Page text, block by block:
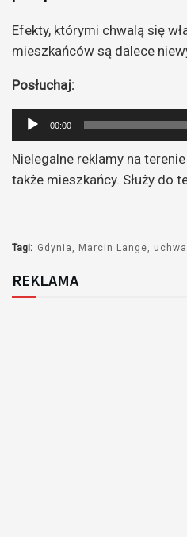
Efekty, którymi chwalą się
mieszkańców są dalece
Posłuchaj:
Odtwarzacz
plików
dźwiękowych
00:00
Nielegalne reklamy na
także mieszkańcy. Służy do
Tagi: Gdynia Marcin Lange
REKLAMA